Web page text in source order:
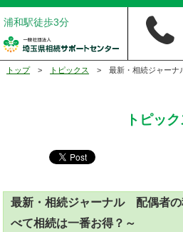
浦和駅徒歩3分
トップ> トピックス
> 最新・相続ジャーナ
トピッ
最新・相続ジャーナル 配偶者
べて相続は一番お得？～